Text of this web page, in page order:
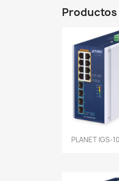
Productos
Vista
PLANET IGS-